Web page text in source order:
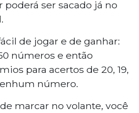
poderá ser sacado já no
de jogar e de ganhar:
números e então
para acertos de 20, 19,
número.
marcar no volante, você